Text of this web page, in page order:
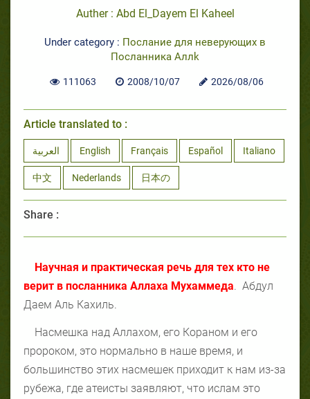
Auther : Abd El_Dayem El Kaheel
Under category : Послание для неверующих в
Посланника Аллk
111063 2008/10/07 2026/08/06
Article translated to :
العربية English Français Español Italiano
中文 Nederlands 日本の
Share :
Научная и практическая речь для тех кто не
верит в посланника Аллаха Мухаммеда. Абдул
Даем Аль Кахиль.
Насмешка над Аллахом, его Кораном и его
пророком, это нормально в наше время, и
большинство этих насмешек приходит к нам из-за
рубежа, где атеисты заявляют, что ислам это